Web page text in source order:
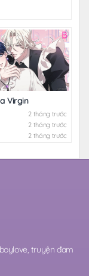
Virgin
2 tháng trước
2 tháng trước
2 tháng trước
truyện đam